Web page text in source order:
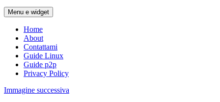
Menu e widget
Home
About
Contattami
Guide Linux
Guide p2p
Privacy Policy
Immagine successiva